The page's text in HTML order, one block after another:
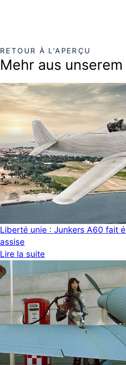
RETOUR À L'APERÇU
Mehr aus unserem
Liberté unie : Junkers A60 fait
assise
Lire la suite